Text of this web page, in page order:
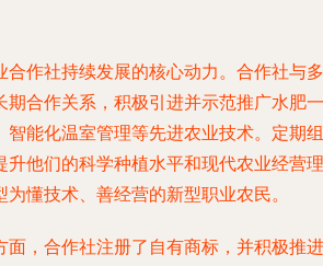
合作社持续发展的核心动力。合作社与多
期合作关系，积极引进并示范推广水肥一
智能化温室管理等先进农业技术。定期组
升他们的科学种植水平和现代农业经营理
懂技术、善经营的新型职业农民。
面，合作社注册了自有商标，并积极推进